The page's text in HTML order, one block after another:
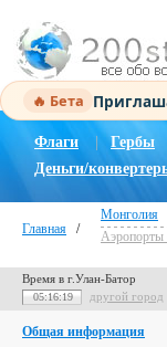
🔥 Бета
Флаги Гербы
Деньги/
Главная /
Монголия
Аэропорты
Время в г.Улан-Батор
05:16:20 другой город
Общая информация